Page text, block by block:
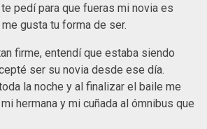
pedí para que fueras mi novia es
gusta tu forma de ser.
firme, entendí que estaba siendo
ser su novia desde ese día.
la noche y al finalizar el baile me
hermana y mi cuñada al ómnibus que